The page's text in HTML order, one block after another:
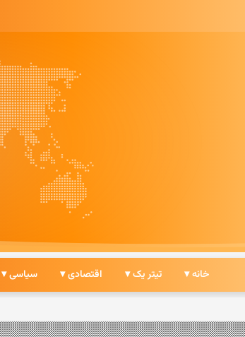
خانه ▾ تیتر یک ▾ اقتصادی ▾ سیاسی ▾